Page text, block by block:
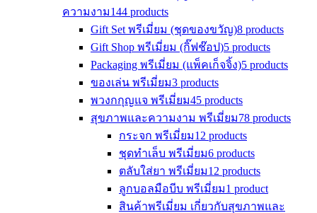
ความงาม144 products
Gift Set พรีเมี่ยม (ชุดของขวัญ)8 products
Gift Shop พรีเมี่ยม (กิ๊ฟช๊อป)5 products
Packaging พรีเมี่ยม (แพ็คเก็จจิ้ง)5 products
ของเล่น พรีเมี่ยม3 products
พวงกกุญแจ พรีเมี่ยม45 products
สุขภาพและความงาม พรีเมี่ยม78 products
กระจก พรีเมี่ยม12 products
ชุดทำเล็บ พรีเมี่ยม6 products
ตลับใส่ยา พรีเมี่ยม12 products
ลูกบอลมือบีบ พรีเมี่ยม1 product
สินค้าพรีเมี่ยม เกี่ยวกับสุขภาพและ